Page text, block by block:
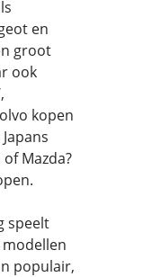
en
groot
ook
kopen
Mazda?
speelt
populair,